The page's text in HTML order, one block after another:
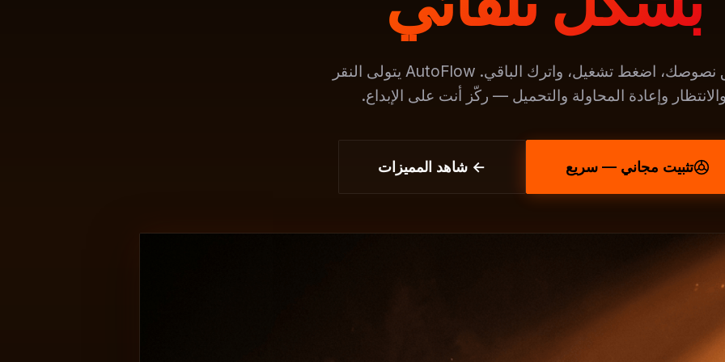
الصق نصوصك، اضغط تشغيل، واترك الباقي. AutoFlow يتولى النقر
وإعادة المحاولة والتحميل — ركّز أنت على الإبداع.
تثبيت مجاني — سريع ← شاهد المميزات